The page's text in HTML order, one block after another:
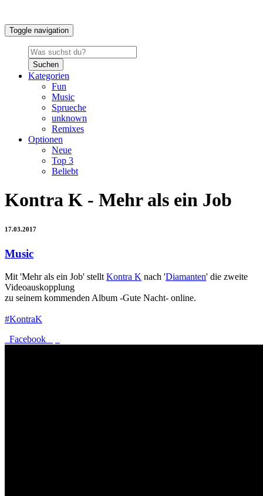
Toggle navigation
Suchen
Kategorien
Fun
Music
Sprueche
unknown
Remixes
Optionen
Neue
Top 3
Beliebt
Kontra K - Mehr als ein Job
17.03.2017
Music
Mit 'Mehr als ein Job' stellt Kontra K nach 'Diamanten' die zweite
Videoauskopplung
zu seinem kommenden Album -Gute Nacht- online.
#KontraK
Facebook